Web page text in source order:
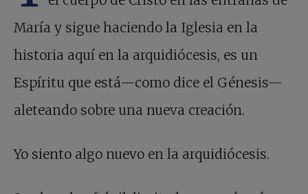
María y sigue haciendo la Iglesia en la
historia aquí en la arquidiócesis, es un
Espíritu que está—como dice el Génesis—
aleteando sobre una nueva creación.
Yo siento algo nuevo en la arquidiócesis.